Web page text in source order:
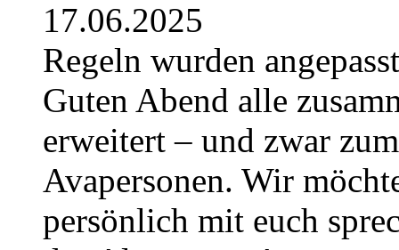
17.06.2025
Regeln wurden
Guten Abend alle
erweitert – und zwar
Avapersonen. Wir
persönlich mit euch